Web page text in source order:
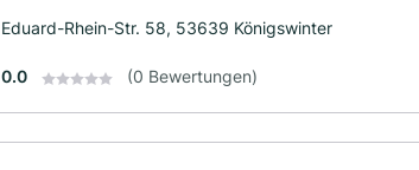
Eduard-Rhein-Str. 58, 53639 Königswinter
0.0 (0 Bewertungen)